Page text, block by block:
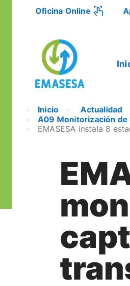
Oficina Online
Inicio Actualidad
A09 Monitorización de
EMASESA instala 8